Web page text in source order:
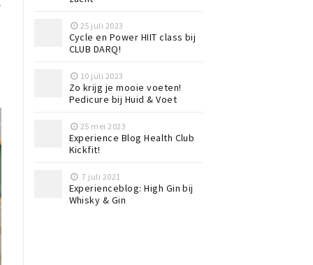
25 juli 2023
Cycle en Power HIIT class bij
CLUB DARQ!
10 juli 2023
Zo krijg je mooie voeten!
Pedicure bij Huid & Voet
25 mei 2023
Experience Blog Health Club
Kickfit!
7 juli 2021
Experienceblog: High Gin bij
Whisky & Gin